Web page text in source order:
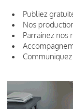
Publiez
Nos
Parrainez nos